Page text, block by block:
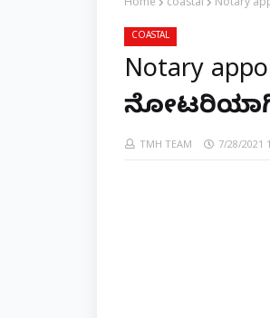
COASTAL
Notary
TMH TEAM 7/28/2021